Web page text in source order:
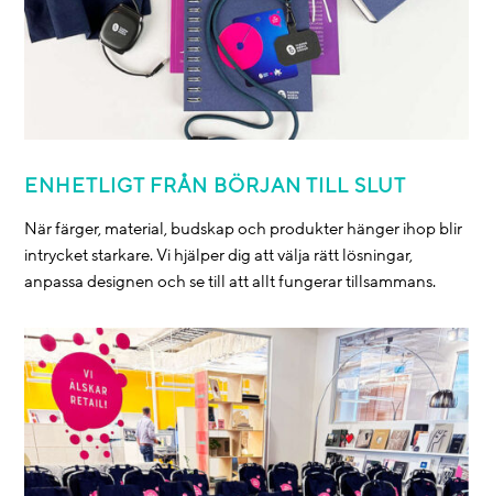
ENHETLIGT FRÅN BÖRJAN TILL SLUT
När färger, material, budskap och produkter hänger ihop blir
intrycket starkare. Vi hjälper dig att välja rätt lösningar,
anpassa designen och se till att allt fungerar tillsammans.